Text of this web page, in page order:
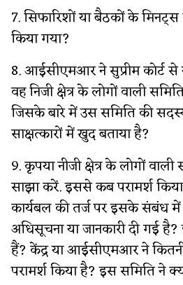
7. सिफारिशों या बैठकों के मिनट्स
किया गया?
8. आईसीएमआर ने सुप्रीम कोर्ट से
वह निजी क्षेत्र के लोगों वाली
जिसके बारे में उस समिति की
साक्षत्कारों में खुद बताया है?
9. कृपया नीजी क्षेत्र के लोगों वाली
साझा करें. इससे कब परामर्श किया
कार्यबल की तर्ज पर इसके संबंध
अधिसूचना या जानकारी दी गई
हैं? केंद्र या आईसीएमआर ने
परामर्श किया है? इस समिति ने